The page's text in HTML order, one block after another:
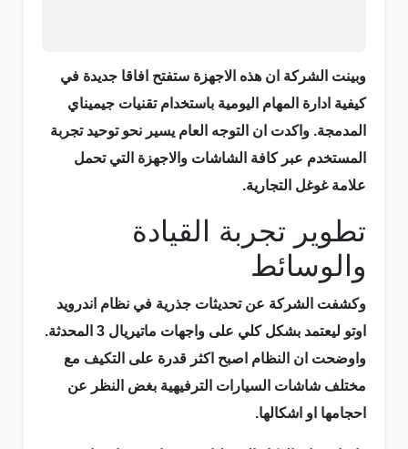
وبينت الشركة ان هذه الاجهزة ستفتح افاقا جديدة في
كيفية ادارة المهام اليومية باستخدام تقنيات جيميناي
المدمجة. واكدت ان التوجه العام يسير نحو توحيد تجربة
المستخدم عبر كافة الشاشات والاجهزة التي تحمل
علامة غوغل التجارية.
تطوير تجربة القيادة
والوسائط
وكشفت الشركة عن تحديثات جذرية في نظام اندرويد
اوتو ليعتمد بشكل كلي على واجهات ماتيريال 3 المحدثة.
واوضحت ان النظام اصبح اكثر قدرة على التكيف مع
مختلف شاشات السيارات الترفيهية بغض النظر عن
احجامها او اشكالها.